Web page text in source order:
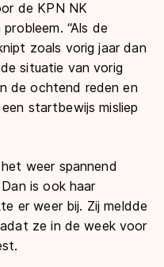
de KPN NK
“Als de
zoals vorig jaar dan
situatie van vorig
de ochtend reden en
startbewijs misliep
weer spannend
is ook haar
er weer bij. Zij meldde
ze in de week voor